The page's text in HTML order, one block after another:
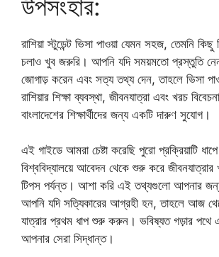
উপসংহার:
রাশিয়া স্টুডেন্ট ভিসা পাওয়া যেমন সহজ, তেমনি
চলাও খুব জরুরি। আপনি যদি সময়মতো প্রস্তুতি
জোগাড় করেন এবং সত্য তথ্য দেন, তাহলে ভিসা
রাশিয়ার শিক্ষা ব্যবস্থা, জীবনযাত্রা এবং খরচ
বাংলাদেশের শিক্ষার্থীদের জন্য একটি দারুণ সুযোগ।
এই গাইডে আমরা চেষ্টা করেছি পুরো প্রক্রিয়াটি
বিশ্ববিদ্যালয়ে আবেদন থেকে শুরু করে
টিপস পর্যন্ত। আশা করি এই তথ্যগুলো আপনার
আপনি যদি সত্যিকারের আগ্রহী হন, তাহলে আজ
যাত্রার প্রথম ধাপ শুরু করুন। ভবিষ্যত গড়ার পথে
আপনার সেরা সিদ্ধান্ত।